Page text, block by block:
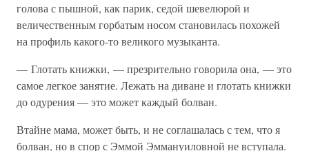
голова с пышной, как парик, седой шевелюрой и
величественным горбатым носом становилась похожей
на профиль какого-то великого музыканта.
— Глотать книжки, — презрительно говорила она, — это
самое легкое занятие. Лежать на диване и глотать книжки
до одурения — это может каждый болван.
Втайне мама, может быть, и не соглашалась с тем, что я
болван, но в спор с Эммой Эммануиловной не вступала.